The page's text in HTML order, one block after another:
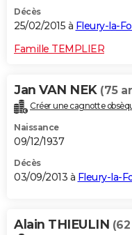
Décès
25/02/2015 à Fleury-la-
Famille TEMPLIER
Jan VAN NEK (75
Créer une cagnotte
Naissance
09/12/1937
Décès
03/09/2013 à Fleury-la-
Alain THIEULIN